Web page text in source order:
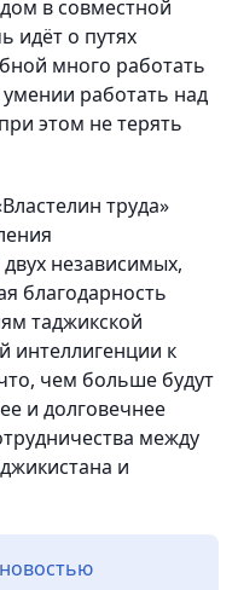
в совместной
идёт о путях
много работать
работать над
этом не терять
труда»
независимых,
благодарность
таджикской
интеллигенции к
чем больше будут
и долговечнее
между
и